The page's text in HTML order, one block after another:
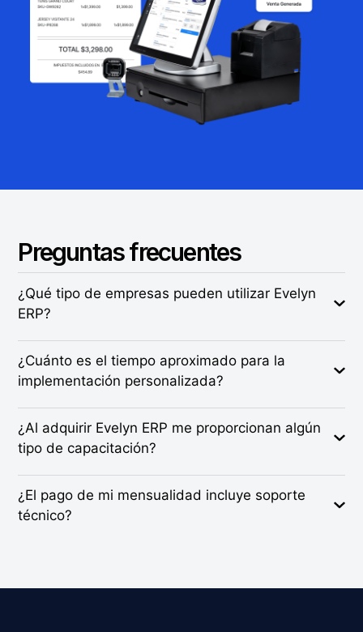
Preguntas frecuentes
¿Qué tipo de empresas pueden utilizar Evelyn
ERP?
¿Cuánto es el tiempo aproximado para la
implementación personalizada?
¿Al adquirir Evelyn ERP me proporcionan algún
tipo de capacitación?
¿El pago de mi mensualidad incluye soporte
técnico?